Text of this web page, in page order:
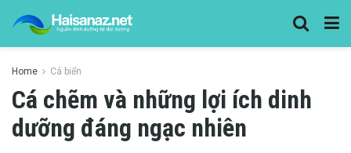
Home Cá biển
Cá chẽm và những lợi ích dinh
dưỡng đáng ngạc nhiên